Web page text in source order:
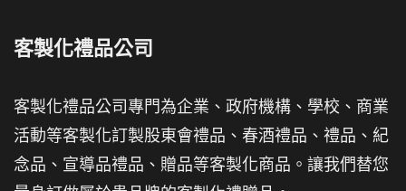
客製化禮品公司
客製化禮品公司專門為企業、政府機構、學校、商業
活動等客製化訂製股東會禮品、春酒禮品、禮品、紀
念品、宣導品禮品、贈品等客製化商品。讓我們替您